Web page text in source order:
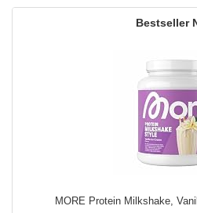
MORE Protein Milkshake,